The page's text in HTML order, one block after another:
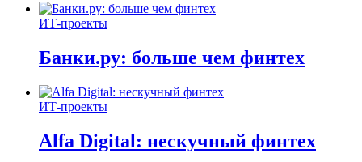
ИТ-проекты
Банки.ру: больше чем финтех
ИТ-проекты
Alfa Digital: нескучный финтех